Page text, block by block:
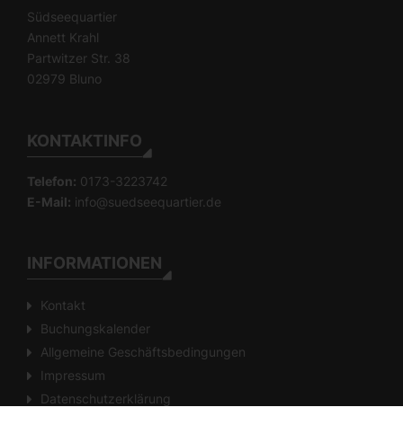
Südseequartier
Annett Krahl
Partwitzer Str. 38
02979 Bluno
KONTAKTINFO
Telefon: 0173-3223742
E-Mail: info@suedseequartier.de
INFORMATIONEN
Kontakt
Buchungskalender
Allgemeine Geschäftsbedingungen
Impressum
Datenschutzerklärung